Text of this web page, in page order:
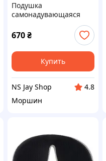
Подушка
самонадувающаяся
automatic NH17A001-L,
670₴
Купить
NS Jay Shop
4.8
Моршин